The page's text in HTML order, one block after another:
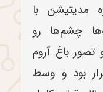
مدیتیشن با
چشم‌ها رو
باغ آروم
بود و وسط